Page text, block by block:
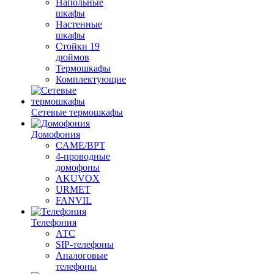
Напольные
шкафы
Настенные
шкафы
Стойки 19
дюймов
Термошкафы
Комплектующие
Сетевые термошкафы
Домофония
CAME/BPT
4-проводные
домофоны
AKUVOX
URMET
FANVIL
Телефония
АТС
SIP-телефоны
Аналоговые
телефоны